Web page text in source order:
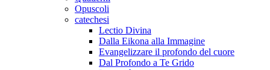
Opuscoli
catechesi
Lectio Divina
Dalla Eikona alla Immagine
Evangelizzare il profondo del cuore
Dal Profondo a Te Grido